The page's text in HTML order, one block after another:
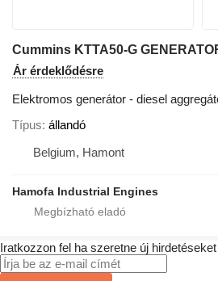
Cummins KTTA50-G
Ár érdeklődésre
Elektromos generátor - diesel
Típus állandó
Belgium, Hamont
Hamofa Industrial Engines
Iratkozzon fel ha szeretne új